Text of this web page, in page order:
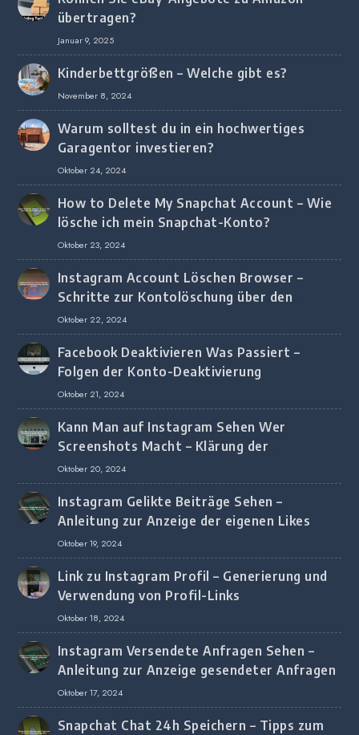
übertragen?
Januar 9, 2025
Kinderbettgrößen – Welche gibt es?
November 8, 2024
Warum solltest du in ein hochwertiges
Garagentor investieren?
Oktober 24, 2024
How to Delete My Snapchat Account – Wie
lösche ich mein Snapchat-Konto?
Oktober 23, 2024
Instagram Account Löschen Browser –
Schritte zur Kontolöschung über den
Browser
Oktober 22, 2024
Facebook Deaktivieren Was Passiert –
Folgen der Konto-Deaktivierung
Oktober 21, 2024
Kann Man auf Instagram Sehen Wer
Screenshots Macht – Klärung der
Screenshot-Erkennung
Oktober 20, 2024
Instagram Gelikte Beiträge Sehen –
Anleitung zur Anzeige der eigenen Likes
Oktober 19, 2024
Link zu Instagram Profil – Generierung und
Verwendung von Profil-Links
Oktober 18, 2024
Instagram Versendete Anfragen Sehen –
Anleitung zur Anzeige gesendeter Anfragen
Oktober 17, 2024
Snapchat Chat 24h Speichern – Tipps zum